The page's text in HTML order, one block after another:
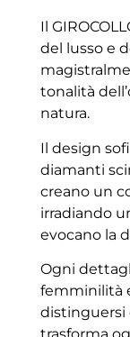
Il
del lusso e
tonalità
natura.
Il design
diamanti
creano un
irradiando
evocano la
Ogni
femminilità
distinguersi